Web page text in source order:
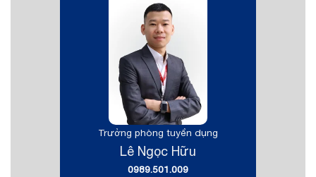
Trưởng phòng tuyển dụng
Lê Ngọc Hữu
0989.501.009